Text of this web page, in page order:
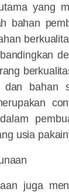
yang
bahan
bahan
usia
juga